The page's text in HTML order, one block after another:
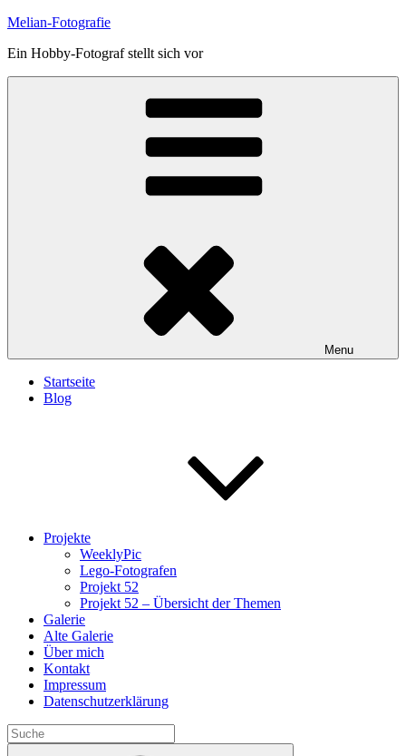
Skip
content
Melian-Fotografie
Ein Hobby-Fotograf stellt sich vor
Menu
Startseite
Blog
Projekte
WeeklyPic
Lego-Fotografen
Projekt 52
Projekt 52 – Übersicht der Themen
Galerie
Alte Galerie
Über mich
Kontakt
Impressum
Datenschutzerklärung
Search
for: